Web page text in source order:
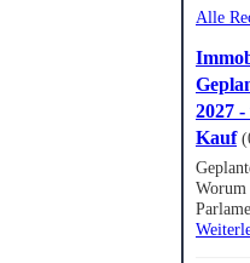
Alle
2027
Kauf
Worum